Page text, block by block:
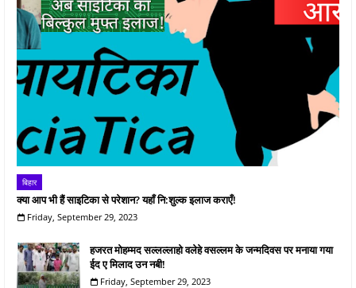
बिहार
क्या आप भी हैं साइटिका से परेशान? यहाँ नि:शुल्क इलाज कराएँ!
Friday, September 29, 2023
हजरत मोहम्मद सल्लल्लाहो वलेहे वसल्लम के जन्मदिवस पर मनाया गया
ईद ए मिलाद उन नबी!
Friday, September 29, 2023